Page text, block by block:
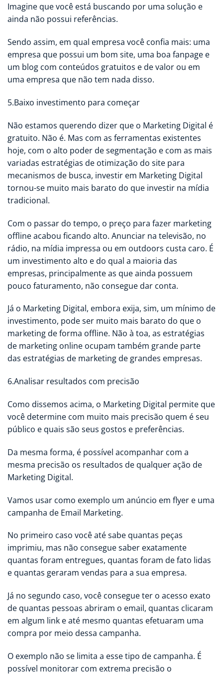
Imagine que você está buscando por uma solução e
ainda não possui referências.
Sendo assim, em qual empresa você confia mais: uma
empresa que possui um bom site, uma boa fanpage e
um blog com conteúdos gratuitos e de valor ou em
uma empresa que não tem nada disso.
5.Baixo investimento para começar
Não estamos querendo dizer que o Marketing Digital é
gratuito. Não é. Mas com as ferramentas existentes
hoje, com o alto poder de segmentação e com as mais
variadas estratégias de otimização do site para
mecanismos de busca, investir em Marketing Digital
tornou-se muito mais barato do que investir na mídia
tradicional.
Com o passar do tempo, o preço para fazer marketing
offline acabou ficando alto. Anunciar na televisão, no
rádio, na mídia impressa ou em outdoors custa caro. É
um investimento alto e do qual a maioria das
empresas, principalmente as que ainda possuem
pouco faturamento, não consegue dar conta.
Já o Marketing Digital, embora exija, sim, um mínimo de
investimento, pode ser muito mais barato do que o
marketing de forma offline. Não à toa, as estratégias
de marketing online ocupam também grande parte
das estratégias de marketing de grandes empresas.
6.Analisar resultados com precisão
Como dissemos acima, o Marketing Digital permite que
você determine com muito mais precisão quem é seu
público e quais são seus gostos e preferências.
Da mesma forma, é possível acompanhar com a
mesma precisão os resultados de qualquer ação de
Marketing Digital.
Vamos usar como exemplo um anúncio em flyer e uma
campanha de Email Marketing.
No primeiro caso você até sabe quantas peças
imprimiu, mas não consegue saber exatamente
quantas foram entregues, quantas foram de fato lidas
e quantas geraram vendas para a sua empresa.
Já no segundo caso, você consegue ter o acesso exato
de quantas pessoas abriram o email, quantas clicaram
em algum link e até mesmo quantas efetuaram uma
compra por meio dessa campanha.
O exemplo não se limita a esse tipo de campanha. É
possível monitorar com extrema precisão o